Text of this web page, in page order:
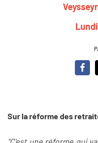
Sur la réforme des